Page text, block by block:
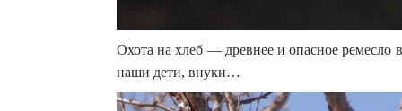
Охота на хлеб — древнее и опасное ремесло
наши дети, внуки…